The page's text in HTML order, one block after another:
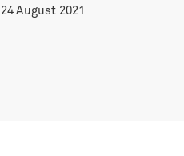
24 August 2021